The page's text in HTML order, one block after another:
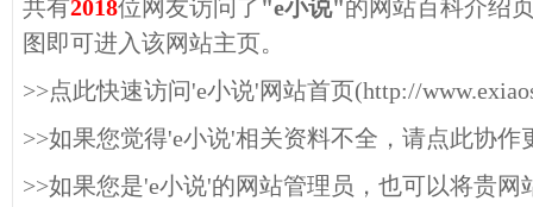
共有2018位网友访问了 "e小说"的网站百科介绍
图即可进入该网站主页。
>>点此快速访问'e小说'网站首页(http://
>>如果您觉得'e小说'相关资料不全，请点此协作
>>如果您是'e小说'的网站管理员，也可以将贵